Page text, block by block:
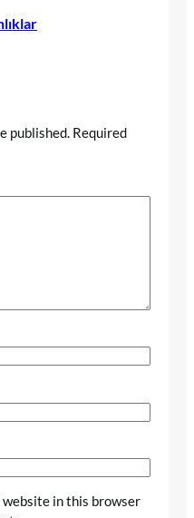
published. Required
website in this browser